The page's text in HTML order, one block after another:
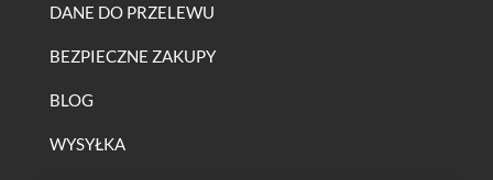
DANE DO PRZELEWU
BEZPIECZNE ZAKUPY
BLOG
WYSYŁKA